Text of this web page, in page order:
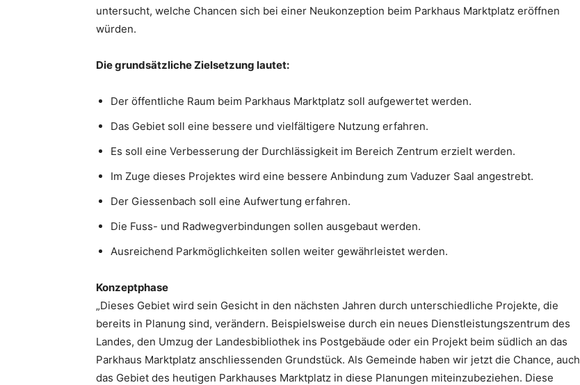
untersucht, welche Chancen sich bei einer Neukonzeption beim Parkhaus Marktplatz eröffnen
würden.
Die grundsätzliche Zielsetzung lautet:
Der öffentliche Raum beim Parkhaus Marktplatz soll aufgewertet werden.
Das Gebiet soll eine bessere und vielfältigere Nutzung erfahren.
Es soll eine Verbesserung der Durchlässigkeit im Bereich Zentrum erzielt werden.
Im Zuge dieses Projektes wird eine bessere Anbindung zum Vaduzer Saal angestrebt.
Der Giessenbach soll eine Aufwertung erfahren.
Die Fuss- und Radwegverbindungen sollen ausgebaut werden.
Ausreichend Parkmöglichkeiten sollen weiter gewährleistet werden.
Konzeptphase
„Dieses Gebiet wird sein Gesicht in den nächsten Jahren durch unterschiedliche Projekte, die
bereits in Planung sind, verändern. Beispielsweise durch ein neues Dienstleistungszentrum des
Landes, den Umzug der Landesbibliothek ins Postgebäude oder ein Projekt beim südlich an das
Parkhaus Marktplatz anschliessenden Grundstück. Als Gemeinde haben wir jetzt die Chance, auch
das Gebiet des heutigen Parkhauses Marktplatz in diese Planungen miteinzubeziehen. Diese